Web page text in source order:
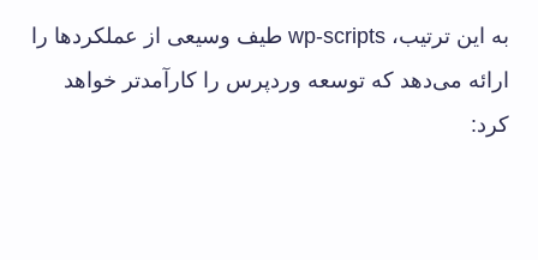
به این ترتیب، wp-scripts طیف وسیعی از عملکردها را
ارائه می‌دهد که توسعه وردپرس را کارآمدتر خواهد
کرد: